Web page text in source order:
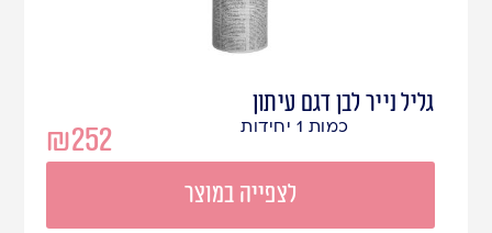
גליל נייר לבן דגם עיתון
₪252 כמות 1 יחידות
לצפייה במוצר